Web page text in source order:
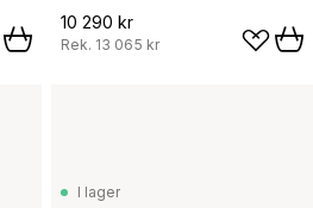
bordsskiva
10 290 kr
Rek. 13 065 kr
I lager